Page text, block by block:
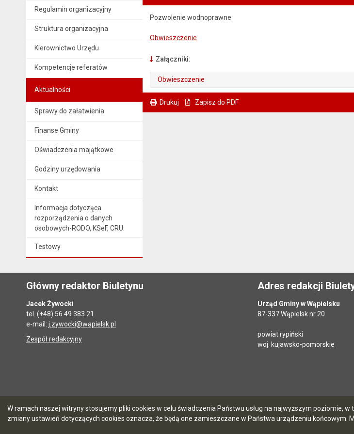
W ramach naszej witryny stosujemy pliki cookies w celu świadczenia Państwu usług na najwyższym poziomie,
zmiany ustawień dotyczących cookies oznacza, że będą one zamieszczane w Państwa urządzeniu końcowym.
Regulamin organizacyjny
Struktura organizacyjna
Kierownictwo Urzędu
Kompetencje referatów
Aktualności
Sprawy do załatwienia
Finanse Gminy
Oświadczenia majątkowe
Godziny urzędowania
Kontakt
Informacja dotycząca
rozporządzenia o danych
osobowych-RODO, KSeF, CRU.
Testowy
Pozwolenie wodnoprawne
Obwieszczenie
Załączniki:
Obwieszczenie
Drukuj Zapisz do PDF
Główny redaktor Biuletynu
Jacek Żywocki
tel. (+48) 56 49 383 21
e-mail: j.zywocki@wapielsk.pl
Zespół redakcyjny
Adres redakcji
Urząd Gminy w Wąpielsku
87-337 Wąpielsk nr 20
powiat rypiński
woj. kujawsko-pomorskie
5.7.0 [90]